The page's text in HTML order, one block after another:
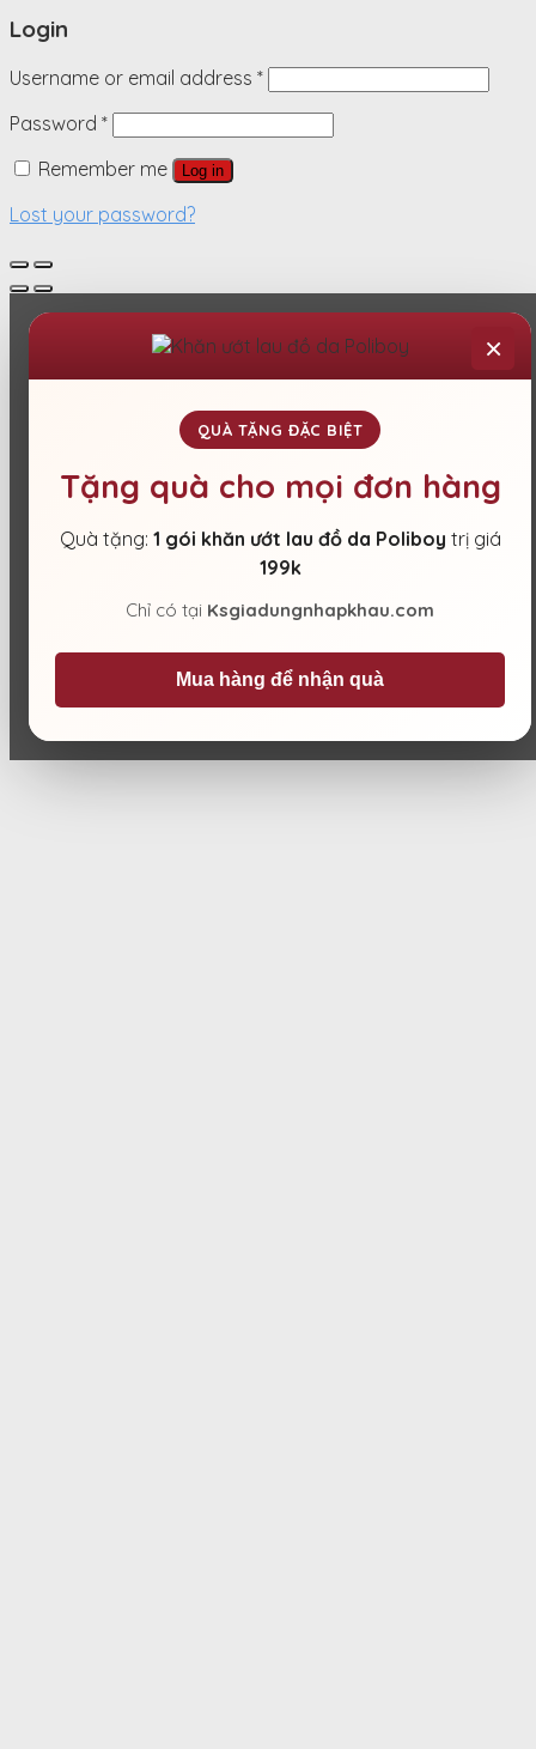
Login
Username or email address *
Password *
Remember me
Log in
Lost your password?
×
QUÀ TẶNG ĐẶC BIỆT
Tặng quà cho mọi đơn hàng
Quà tặng: 1 gói khăn ướt lau đồ da Poliboy trị giá
199k
Chỉ có tại Ksgiadungnhapkhau.com
Mua hàng để nhận quà